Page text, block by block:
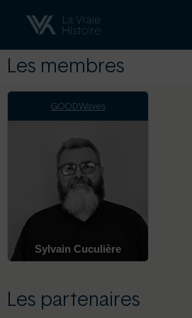
Les membres
GOODWaves
Sylvain Cuculière
Les partenaires